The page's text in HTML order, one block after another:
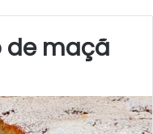
de maçã